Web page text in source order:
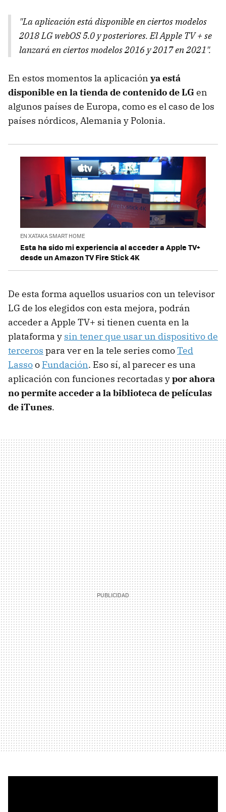
"La aplicación está disponible en ciertos modelos
2018 LG webOS 5.0 y posteriores. El Apple TV + se
lanzará en ciertos modelos 2016 y 2017 en 2021".
En estos momentos la aplicación ya está
disponible en la tienda de contenido de LGen
algunos países de Europa, como es el caso de los
países nórdicos, Alemania y Polonia.
EN XATAKA SMART HOME
Esta ha sido mi experiencia al acceder a Apple TV+
desde un Amazon TV Fire Stick 4K
De esta forma aquellos usuarios con un televisor
LG de los elegidos con esta mejora, podrán
acceder a Apple TV+ si tienen cuenta en la
plataforma y sin tener que usar un dispositivo de
terceros para ver en la tele series comoTed
Lassoo Fundación. Eso sí, al parecer es una
aplicación con funciones recortadas ypor ahora
no permite acceder a la biblioteca de películas
de iTunes.